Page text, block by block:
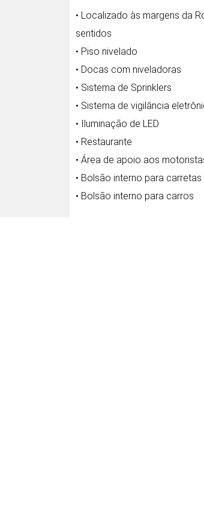
• Localizado às margens da
sentidos
• Piso nivelado
• Docas com niveladoras
• Sistema de Sprinklers
• Sistema de vigilância
• Iluminação de LED
• Restaurante
• Área de apoio aos
• Bolsão interno para carretas
• Bolsão interno para carros